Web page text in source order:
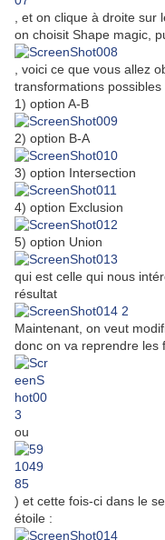
, et on clique à droite sur
on choisit Shape magic,
, voici ce que vous allez
transformations possibles
1) option A-B
2) option B-A
3) option Intersection
4) option Exclusion
5) option Union
qui est celle qui nous
résultat
Maintenant, on veut
donc on va reprendre les
ou
) et cette fois-ci dans le
étoile :